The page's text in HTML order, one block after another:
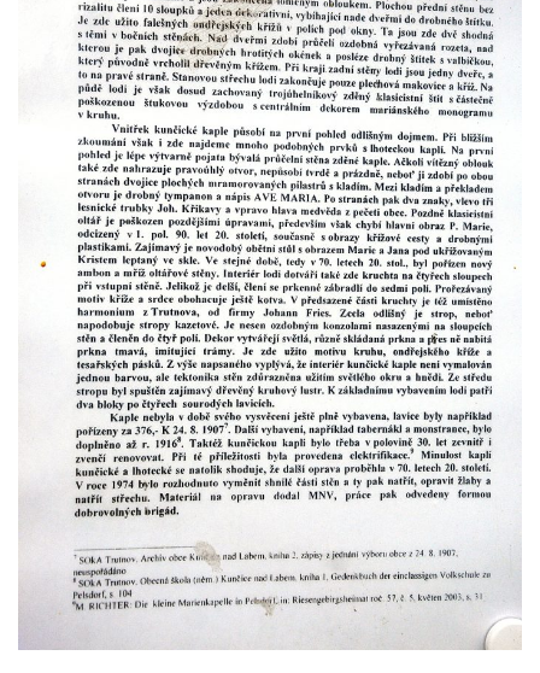
Kostel svatého Mikuláše v Mikulášovicích
Kaple Tří otců v Mikulášovicích
Kaple Matky Boží v Mikulášovicích
Kaple Andělů strážných (Fürleova kaple) v
Mikulášovicích
Balzerova kaple v Mikulášovicích
Kostel svatého Václava ve Šluknově
Kostel svatého Mikuláše v Třebušíně
Klášterní kostel svatého Františka z Assisi v
Zákupech
Kaple svatého Josefa u Zákup
Kostel svatých Fabiána a Šebestiána v
Zákupech
Kostel svatého Havla v Kuřívodech
svatého Kříže ve Frýdlantu
Kostel Nalezení svatého Kříže ve Frýdlantu